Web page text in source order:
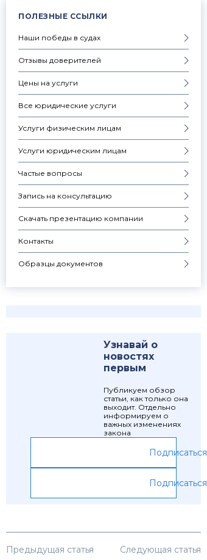
ПОЛЕЗНЫЕ ССЫЛКИ
Наши победы в судах
Отзывы доверителей
Цены на услуги
Все юридические услуги
Услуги физическим лицам
Услуги юридическим лицам
Частые вопросы
Запись на консультацию
Скачать презентацию компании
Контакты
Образцы документов
Узнавай о
новостях
первым
Публикуем обзор
статьи, как только она
выходит. Отдельно
информируем о
важных изменениях
закона
Подписаться
Подписаться
Предыдущая статья Следующая статья